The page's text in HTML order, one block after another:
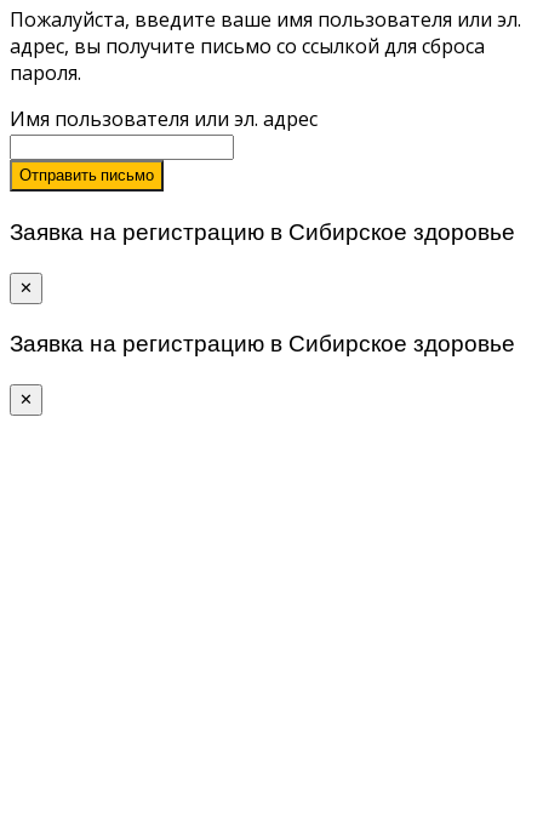
Пожалуйста, введите ваше имя пользователя или эл.
адрес, вы получите письмо со ссылкой для сброса
пароля.
Имя пользователя или эл. адрес
Отправить письмо
Заявка на регистрацию в Сибирское здоровье
✕
Заявка на регистрацию в Сибирское здоровье
✕